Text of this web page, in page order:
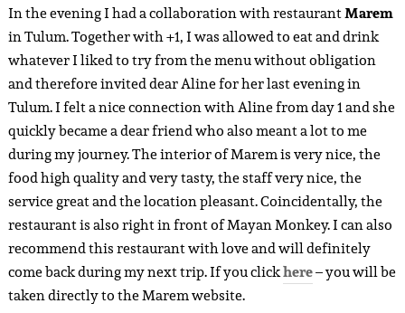
In the evening I had a collaboration with restaurantMarem
in Tulum. Together with +1, I was allowed to eat and drink
whatever I liked to try from the menu without obligation
and therefore invited dear Aline for her last evening in
Tulum. I felt a nice connection with Aline from day 1 and she
quickly became a dear friend who also meant a lot to me
during my journey. The interior of Marem is very nice, the
food high quality and very tasty, the staff very nice, the
service great and the location pleasant. Coincidentally, the
restaurant is also right in front of Mayan Monkey. I can also
recommend this restaurant with love and will definitely
come back during my next trip. If you clickhere– you will be
taken directly to the Marem website.